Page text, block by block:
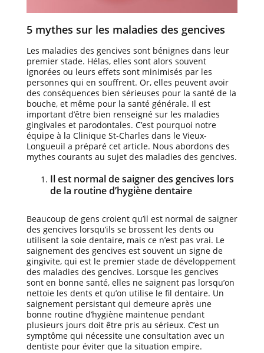
5 mythes sur les maladies des gencives
Les maladies des gencives sont bénignes dans leur
premier stade. Hélas, elles sont alors souvent
ignorées ou leurs effets sont minimisés par les
personnes qui en souffrent. Or, elles peuvent avoir
des conséquences bien sérieuses pour la santé de la
bouche, et même pour la santé générale. Il est
important d’être bien renseigné sur les maladies
gingivales et parodontales. C’est pourquoi notre
équipe à la Clinique St-Charles dans le Vieux-
Longueuil a préparé cet article. Nous abordons des
mythes courants au sujet des maladies des gencives.
Il est normal de saigner des gencives lors
de la routine d’hygiène dentaire
Beaucoup de gens croient qu’il est normal de saigner
des gencives lorsqu’ils se brossent les dents ou
utilisent la soie dentaire, mais ce n’est pas vrai. Le
saignement des gencives est souvent un signe de
gingivite, qui est le premier stade de développement
des maladies des gencives. Lorsque les gencives
sont en bonne santé, elles ne saignent pas lorsqu’on
nettoie les dents et qu’on utilise le fil dentaire. Un
saignement persistant qui demeure après une
bonne routine d’hygiène maintenue pendant
plusieurs jours doit être pris au sérieux. C’est un
symptôme qui nécessite une consultation avec un
dentiste pour éviter que la situation empire.